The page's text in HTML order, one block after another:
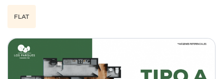
FLAT